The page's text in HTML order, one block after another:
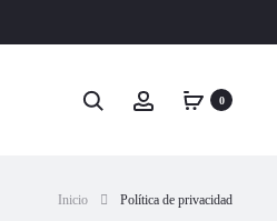
Search Account 0
Inicio Política de privacidad